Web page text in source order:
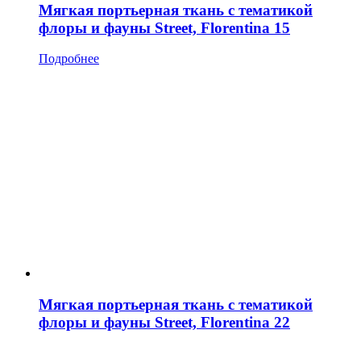
Мягкая портьерная ткань с тематикой
флоры и фауны Street, Florentina 15
Подробнее
Мягкая портьерная ткань с тематикой
флоры и фауны Street, Florentina 22